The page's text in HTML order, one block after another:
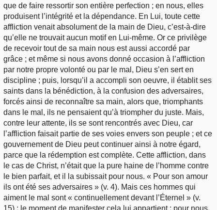
que de faire ressortir son entière perfection ; en nous, elles
produisent l’intégrité et la dépendance. En Lui, toute cette
affliction venait absolument de la main de Dieu, c’est-à-dire
qu’elle ne trouvait aucun motif en Lui-même. Or ce privilège
de recevoir tout de sa main nous est aussi accordé par
grâce ; et même si nous avons donné occasion à l’affliction
par notre propre volonté ou par le mal, Dieu s’en sert en
discipline ; puis, lorsqu’il a accompli son oeuvre, il établit ses
saints dans la bénédiction, à la confusion des adversaires,
forcés ainsi de reconnaître sa main, alors que, triomphants
dans le mal, ils ne pensaient qu’à triompher du juste. Mais,
contre leur attente, ils se sont rencontrés avec Dieu, car
l’affliction faisait partie de ses voies envers son peuple ; et ce
gouvernement de Dieu peut continuer ainsi à notre égard,
parce que la rédemption est complète. Cette affliction, dans
le cas de Christ, n’était que la pure haine de l’homme contre
le bien parfait, et il la subissait pour nous. « Pour son amour
ils ont été ses adversaires » (v. 4). Mais ces hommes qui
aiment le mal sont « continuellement devant l’Éternel » (v.
15) ; le moment de manifester cela lui appartient : pour nous,